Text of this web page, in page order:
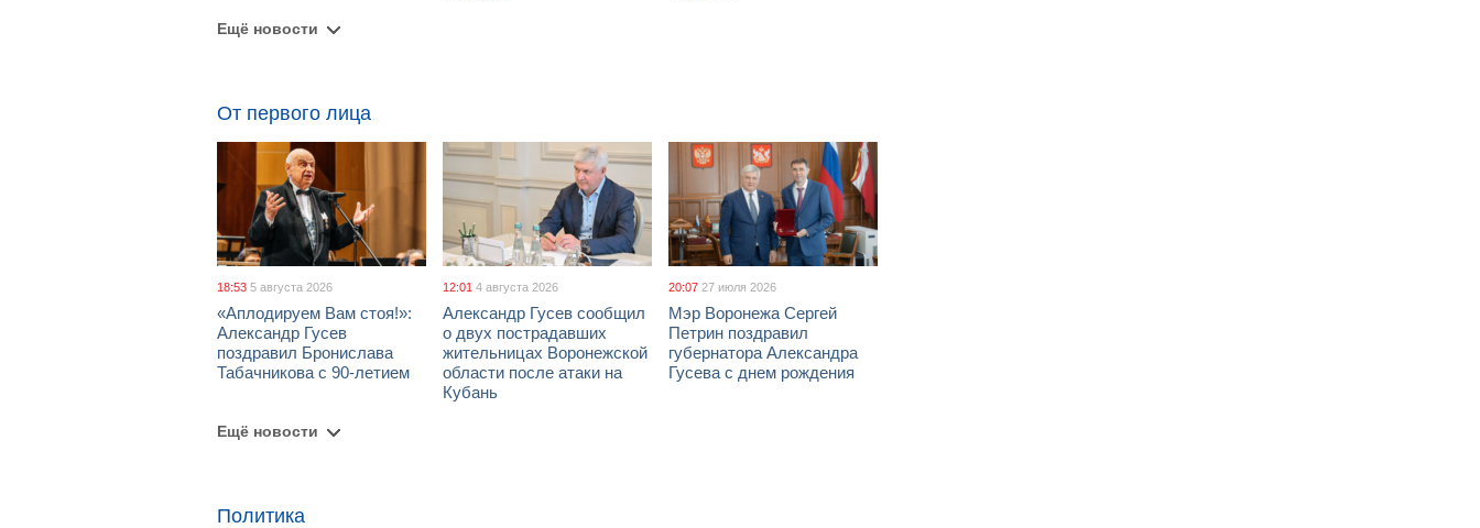
Ещё новости
От первого лица
18:53 5 августа 2026
«Аплодируем Вам стоя!»:
Александр Гусев
поздравил Бронислава
Табачникова с 90-летием
12:01 4 августа 2026
Александр Гусев сообщил
о двух пострадавших
жительницах Воронежской
области после атаки на
Кубань
20:07 27 июля 2026
Мэр Воронежа Сергей
Петрин поздравил
губернатора Александра
Гусева с днем рождения
Ещё новости
Политика